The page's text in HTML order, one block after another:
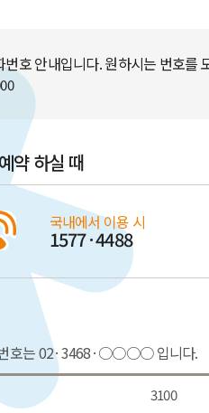
호 안내입니다. 원하시는 번호를
약 하실 때
국내에서 이용 시
1577·4488
번호는 02·3468·○○○○ 입니다.
3100